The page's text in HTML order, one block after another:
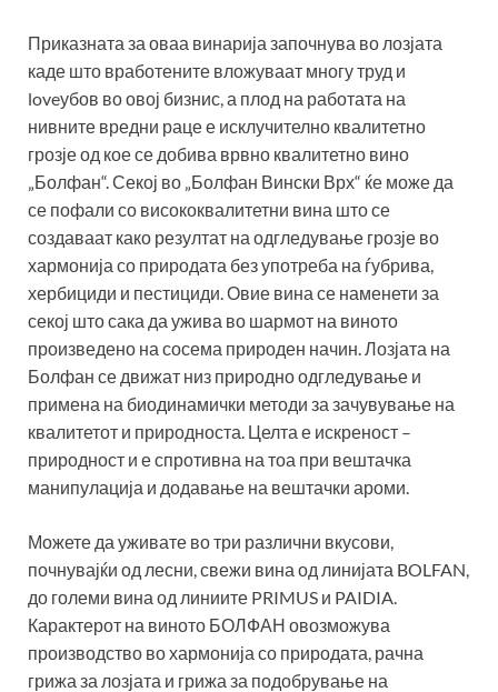
Приказната за оваа винарија започнува во лозјата
каде што вработените вложуваат многу труд и
loveубов во овој бизнис, а плод на работата на
нивните вредни раце е исклучително квалитетно
грозје од кое се добива врвно квалитетно вино
„Болфан“. Секој во „Болфан Вински Врх“ ќе може да
се пофали со висококвалитетни вина што се
создаваат како резултат на одгледување грозје во
хармонија со природата без употреба на ѓубрива,
хербициди и пестициди. Овие вина се наменети за
секој што сака да ужива во шармот на виното
произведено на сосема природен начин. Лозјата на
Болфан се движат низ природно одгледување и
примена на биодинамички методи за зачувување на
квалитетот и природноста. Целта е искреност –
природност и е спротивна на тоа при вештачка
манипулација и додавање на вештачки ароми.
Можете да уживате во три различни вкусови,
почнувајќи од лесни, свежи вина од линијата BOLFAN,
до големи вина од линиите PRIMUS и PAIDIA.
Карактерот на виното БОЛФАН овозможува
производство во хармонија со природата, рачна
грижа за лозјата и грижа за подобрување на